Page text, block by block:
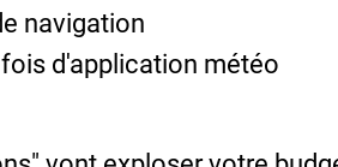
navigation
d'application météo